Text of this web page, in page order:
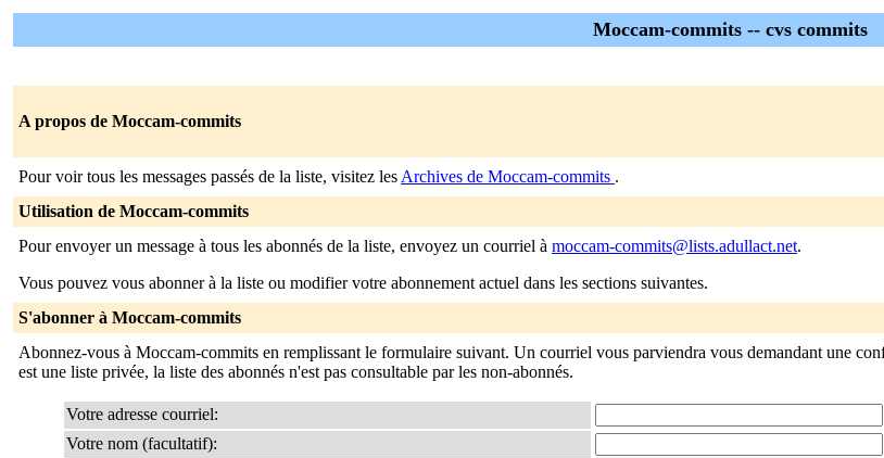
Moccam-commits -- cvs commits
A propos de Moccam-commits
Pour voir tous les messages passés de la liste, visitez les Archives de Moccam-commits .
Utilisation de Moccam-commits
Pour envoyer un message à tous les abonnés de la liste, envoyez un courriel à moccam-commits@lists.adullact.net.
Vous pouvez vous abonner à la liste ou modifier votre abonnement actuel dans les sections suivantes.
S'abonner à Moccam-commits
Abonnez-vous à Moccam-commits en remplissant le formulaire suivant. Un courriel vous parviendra vous demandant une
est une liste privée, la liste des abonnés n'est pas consultable par les non-abonnés.
Votre adresse courriel:
Votre nom (facultatif):